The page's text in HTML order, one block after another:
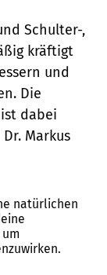
Schulter-,
kräftigt
und
Die
dabei
Dr. Markus
natürlichen